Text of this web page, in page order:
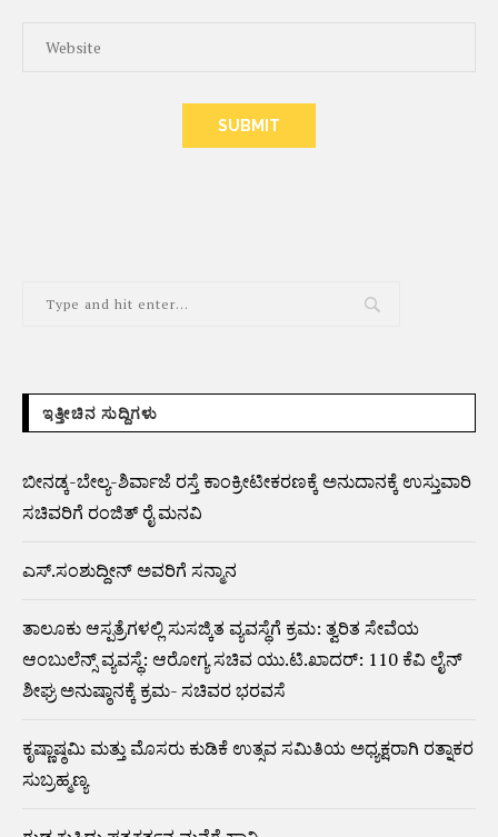
ಇತ್ತೀಚಿನ ಸುದ್ದಿಗಳು
ಬೀನಡ್ಕ-ಬೇಲ್ಯ-ಶಿರ್ವಾಜೆ ರಸ್ತೆ ಕಾಂಕ್ರೀಟೀಕರಣಕ್ಕೆ ಅನುದಾನಕ್ಕೆ ಉಸ್ತುವಾರಿ
ಸಚಿವರಿಗೆ ರಂಜಿತ್ ರೈ ಮನವಿ
ಎಸ್.ಸಂಶುದ್ದೀನ್ ಅವರಿಗೆ ಸನ್ಮಾನ
ತಾಲೂಕು ಆಸ್ಪತ್ರೆಗಳಲ್ಲಿ ಸುಸಜ್ಕಿತ ವ್ಯವಸ್ಥೆಗೆ ಕ್ರಮ: ತ್ವರಿತ ಸೇವೆಯ
ಆಂಬುಲೆನ್ಸ್ ವ್ಯವಸ್ಥೆ: ಆರೋಗ್ಯ ಸಚಿವ ಯು.ಟಿ.ಖಾದರ್: 110 ಕೆವಿ ಲೈನ್
ಶೀಘ್ರ ಅನುಷ್ಠಾನಕ್ಕೆ ಕ್ರಮ- ಸಚಿವರ ಭರವಸೆ
ಕೃಷ್ಣಾಷ್ಠಮಿ ಮತ್ತು ಮೊಸರು ಕುಡಿಕೆ ಉತ್ಸವ ಸಮಿತಿಯ ಅಧ್ಯಕ್ಷರಾಗಿ ರತ್ನಾಕರ
ಸುಬ್ರಹ್ಮಣ್ಯ